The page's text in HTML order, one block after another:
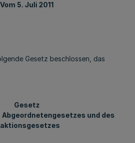
Vom 5. Juli 2011
Gesetz beschlossen, das
Gesetz
Abgeordnetengesetzes und des